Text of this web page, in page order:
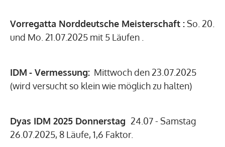
Vorregatta Norddeutsche Meisterschaft :So. 20.
und Mo. 21.07.2025 mit 5 Läufen .
IDM - Vermessung: Mittwoch den 23.07.2025
(wird versucht so klein wie möglich zu halten)
Dyas IDM 2025 Donnerstag 24.07 - Samstag
26.07.2025, 8 Läufe, 1,6 Faktor.